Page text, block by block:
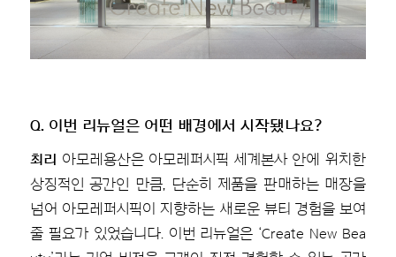
Q. 이번 리뉴얼은 어떤 배경에서 시작됐나요?
최리 아모레용산은 아모레퍼시픽 세계본사 안에 위치한
상징적인 공간인 만큼, 단순히 제품을 판매하는 매장을
넘어 아모레퍼시픽이 지향하는 새로운 뷰티 경험을 보여
줄 필요가 있었습니다. 이번 리뉴얼은 ‘Create New Bea